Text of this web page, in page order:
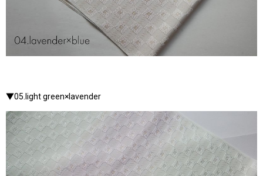
▼05.light green×lavender